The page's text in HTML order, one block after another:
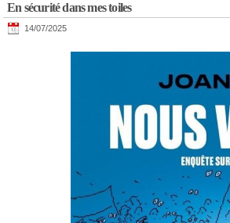
En sécurité dans mes toiles
14/07/2025